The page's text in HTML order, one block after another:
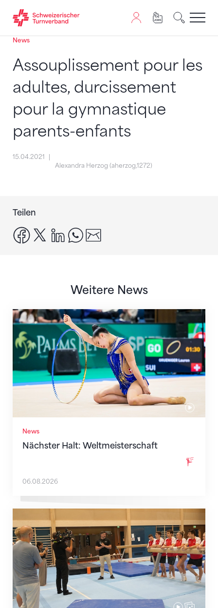
Zum Inhalt springen
Zur Sitemap navigieren
Zum Navigieren dieser Seite wird JavaScript benötigt.
News
Assouplissement pour les
adultes, durcissement
pour la gymnastique
parents-enfants
15.04.2021
Alexandra Herzog (aherzog,1272)
Teilen
facebook
x linkedinwhatsapp
Weitere News
News
Nächster Halt: Weltmeisterschaft
Nächster Halt: Weltmeisterschaft
06.08.2026
Mit klaren Zielen nach Zagreb